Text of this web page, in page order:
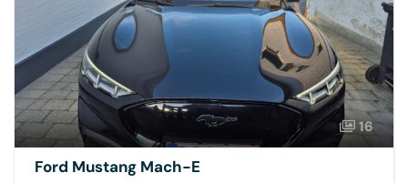
16
Ford Mustang Mach-E